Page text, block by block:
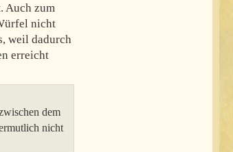
Auch zum
nicht
weil dadurch
erreicht
dem
nicht